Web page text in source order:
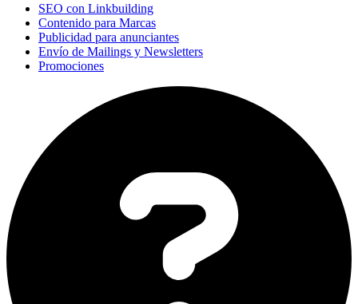
SEO con Linkbuilding
Contenido para Marcas
Publicidad para anunciantes
Envío de Mailings y Newsletters
Promociones